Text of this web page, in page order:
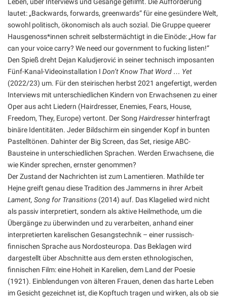
lautet: „Backwards, forwards, greenwards“ für eine gesündere Welt,
sowohl politisch, ökonomisch als auch sozial. Die Gruppe queerer
Hausgenoss*innen schreit selbstermächtigt in die Einöde: „How far
can your voice carry? We need our government to fucking listen!“
Den Spieß dreht Dejan Kaludjerović in seiner technisch imposanten
Fünf-Kanal-Videoinstallation I Don’t Know That Word … Yet
(2022/23) um. Für den steirischen herbst 2021 angefertigt, werden
Interviews mit unterschiedlichen Kindern von Erwachsenen zu einer
Oper aus acht Liedern (Hairdresser, Enemies, Fears, House,
Freedom, They, Europe) vertont. Der Song Hairdresser hinterfragt
binäre Identitäten. Jeder Bildschirm ein singender Kopf in bunten
Pastelltönen. Dahinter der Big Screen, das Set, riesige ABC-
Bausteine in unterschiedlichen Sprachen. Werden Erwachsene, die
wie Kinder sprechen, ernster genommen?
Der Zustand der Nachrichten ist zum Lamentieren. Mathilde ter
Hejne greift genau diese Tradition des Jammerns in ihrer Arbeit
Lament, Song for Transitions (2014) auf. Das Klagelied wird nicht
als passiv interpretiert, sondern als aktive Heilmethode, um die
Übergänge zu überwinden und zu verarbeiten, anhand einer
interpretierten karelischen Gesangstechnik – einer russisch-
finnischen Sprache aus Nordosteuropa. Das Beklagen wird
dargestellt über Abschnitte aus dem ersten ethnologischen,
finnischen Film: eine Hoheit in Karelien, dem Land der Poesie
(1921). Einblendungen von älteren Frauen, denen das harte Leben
im Gesicht gezeichnet ist, die Kopftuch tragen und wirken, als ob sie